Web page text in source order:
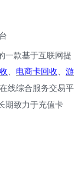
一款基于互联网提
电商卡回收
游
线综合服务交易平
期致力于充值卡